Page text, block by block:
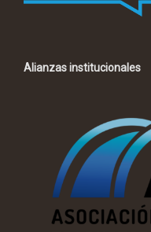
Alianzas institucionales